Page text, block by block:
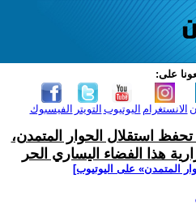
على:
الفيسبوك التويتر اليوتيوب الانستغرام
تحفظ استقلال الحوار المتمدن،
هذا الفضاء اليساري الحر
المتمدن» على اليوتيوب]